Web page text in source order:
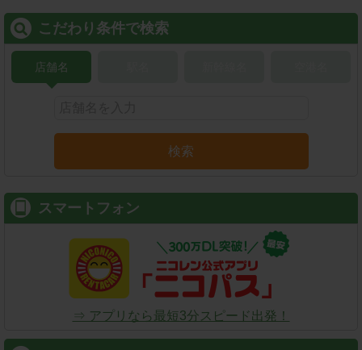
こだわり条件で検索
店舗名
検索
スマートフォン
⇒ アプリなら最短3分スピード出発！